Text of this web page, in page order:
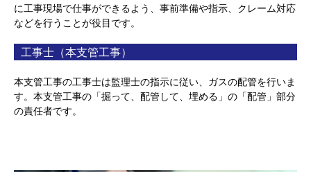
に工事現場で仕事ができるよう、事前準備や指示、クレーム対応
などを行うことが役目です。
工事士（本支管工事）
本支管工事の工事士は監理士の指示に従い、ガスの配管を行いま
す。本支管工事の「掘って、配管して、埋める」の「配管」部分
の責任者です。